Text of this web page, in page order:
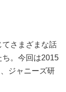
さまざまな話
ち。今回は2015
ジャニーズ研